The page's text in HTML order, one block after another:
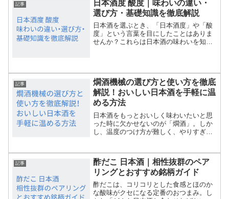
記事
日本酒度 酸度｜味わいの違い・
選び方・基礎知識を徹底解説
日本酒を選ぶとき、「日本酒度」や「酸
度」という言葉を目にしたことはありま
せんか？これらは日本酒の味わいを知る
では、日本酒度と酸度の基...
記事
燗酒機械の選び方と使い方を徹底
解説！おいしい日本酒を手軽に温
める方法
日本酒をもっとおいしく味わいたいと思
った時に欠かせないのが「燗酒」。しか
し、温度のつけ方が難しく、やりすぎる
れるのが燗酒機械（燗付け器）です。ボ
タンひとつで最適な温度に...
記事
酢だこ 日本酒｜相性抜群のペア
リングとおすすめ銘柄ガイド
酢だこは、コリコリとした食感とほのか
な酸味がクセになる定番のおつまみ。し